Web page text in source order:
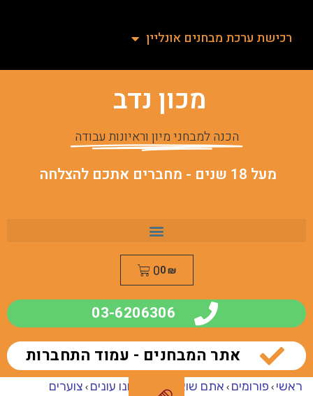
רכישת ערכת מבחנים אונליין
מכון נדב
הכנה למבחני מיון וראיונות עבודה
מעל 18 שנים - מחברים אתכם להצלחה
0₪
0
03-6206306
אתר המבחנים - עמוד התחברות
ראשי › פורומים › אתם שואלים – אנחנו עונים › צוערים